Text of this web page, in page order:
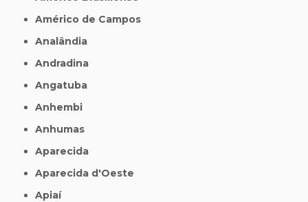
Américo de Campos
Analândia
Andradina
Angatuba
Anhembi
Anhumas
Aparecida
Aparecida d'Oeste
Apiaí